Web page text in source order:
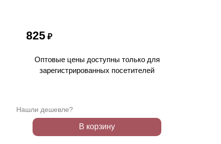
825 ₽
Оптовые цены доступны только для
зарегистрированных посетителей
Нашли дешевле?
В корзину